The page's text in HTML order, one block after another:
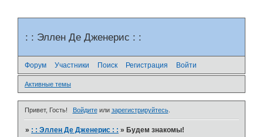
: : Эллен Де Дженерис : :
Форум Участники Поиск Регистрация Войти
Активные темы
Привет, Гость! Войдитеили зарегистрируйтесь.
» : : Эллен Де Дженерис : : »Будем знакомы!